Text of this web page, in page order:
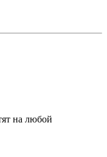
на любой